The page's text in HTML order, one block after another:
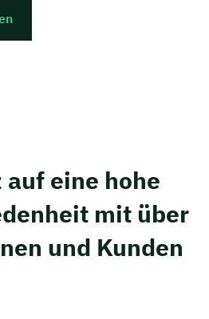
eine hohe
mit über
und Kunden